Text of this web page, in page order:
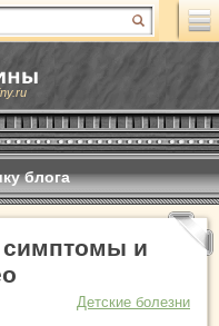
блога
и
Детские болезни